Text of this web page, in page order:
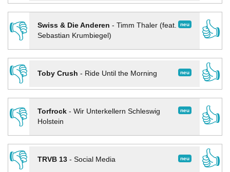
👎
neu
Swiss & Die Anderen - Timm Thaler (feat.
Sebastian Krumbiegel)
👍
👎
neu
Toby Crush - Ride Until the Morning
👍
👎
neu
Torfrock- Wir Unterkellern Schleswig
Holstein
👍
👎
neu
TRVB 13- Social Media
👍